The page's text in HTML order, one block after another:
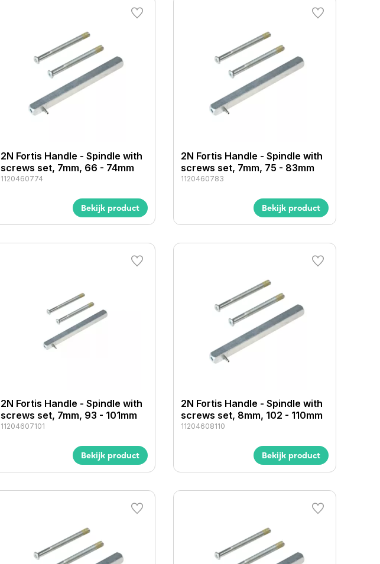
2N Fortis Handle - Spindle with
screws set, 7mm, 66 - 74mm
1120460774
Bekijk product
2N Fortis Handle - Spindle with
screws set, 7mm, 75 - 83mm
1120460783
Bekijk product
2N Fortis Handle - Spindle with
screws set, 7mm, 93 - 101mm
11204607101
Bekijk product
2N Fortis Handle - Spindle with
screws set, 8mm, 102 - 110mm
11204608110
Bekijk product